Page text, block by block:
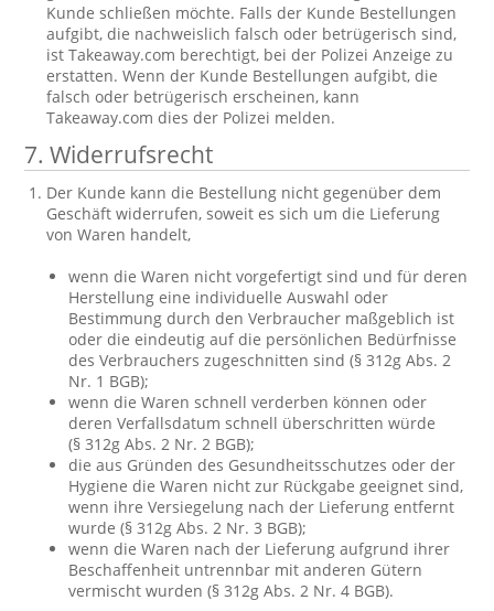
Kunde schließen möchte. Falls der Kunde Bestellungen
aufgibt, die nachweislich falsch oder betrügerisch sind,
ist Takeaway.com berechtigt, bei der Polizei Anzeige zu
erstatten. Wenn der Kunde Bestellungen aufgibt, die
falsch oder betrügerisch erscheinen, kann
Takeaway.com dies der Polizei melden.
7. Widerrufsrecht
Der Kunde kann die Bestellung nicht gegenüber dem
Geschäft widerrufen, soweit es sich um die Lieferung
von Waren handelt,
wenn die Waren nicht vorgefertigt sind und für deren
Herstellung eine individuelle Auswahl oder
Bestimmung durch den Verbraucher maßgeblich ist
oder die eindeutig auf die persönlichen Bedürfnisse
des Verbrauchers zugeschnitten sind (§ 312g Abs. 2
Nr. 1 BGB);
wenn die Waren schnell verderben können oder
deren Verfallsdatum schnell überschritten würde
(§ 312g Abs. 2 Nr. 2 BGB);
die aus Gründen des Gesundheitsschutzes oder der
Hygiene die Waren nicht zur Rückgabe geeignet sind,
wenn ihre Versiegelung nach der Lieferung entfernt
wurde (§ 312g Abs. 2 Nr. 3 BGB);
wenn die Waren nach der Lieferung aufgrund ihrer
Beschaffenheit untrennbar mit anderen Gütern
vermischt wurden (§ 312g Abs. 2 Nr. 4 BGB).